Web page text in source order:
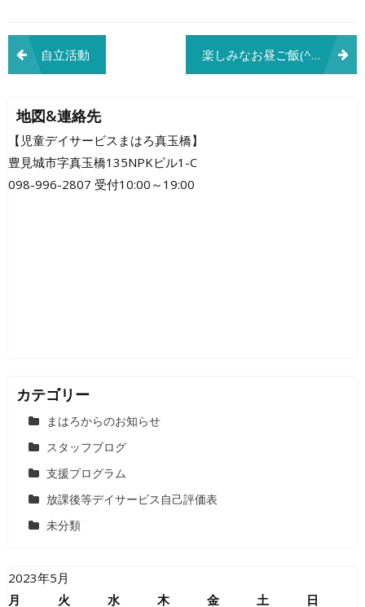
投
稿
ナ
ビ
ゲ
自立活動 楽しみなお昼ご飯(^^♪
地図&連絡先
【児童デイサービスまはろ真玉橋】
豊見城市字真玉橋135NPKビル1-C
098-996-2807 受付10:00～19:00
カテゴリー
まはろからのお知らせ
スタッフブログ
支援プログラム
放課後等デイサービス自己評価表
未分類
2023年5月
月
火 水 木 金 土 日